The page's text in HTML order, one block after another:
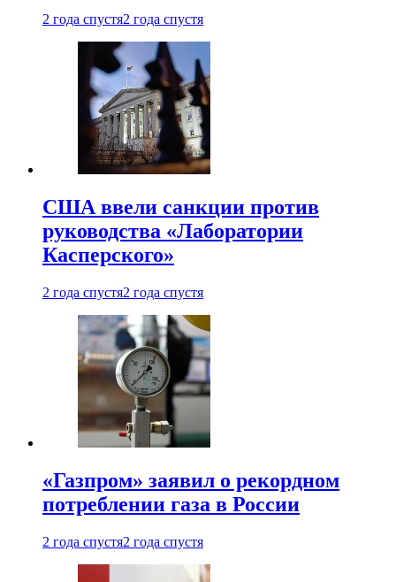
2 года спустя2 года спустя
США ввели санкции против
руководства «Лаборатории
Касперского»
2 года спустя2 года спустя
«Газпром» заявил о рекордном
потреблении газа в России
2 года спустя2 года спустя